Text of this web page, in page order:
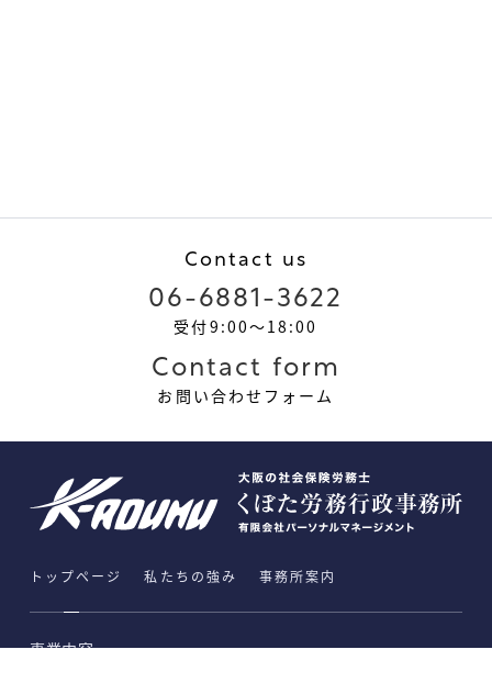
Contact us
06-6881-3622
受付9:00～18:00
Contact form
お問い合わせフォーム
トップページ 私たちの強み 事務所案内
事業内容